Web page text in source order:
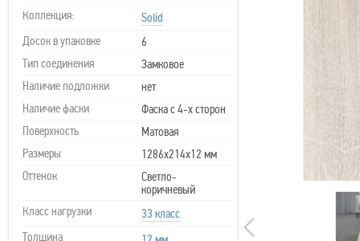
Коллекция:
Solid
Досок в упаковке
6
Тип соединения
Замковое
Наличие подложки
нет
Наличие фаски
Фаска с 4-х сторон
Поверхность
Матовая
Размеры
1286х214х12 мм
Оттенок
Светло-
коричневый
Класс нагрузки
33 класс
Толщина